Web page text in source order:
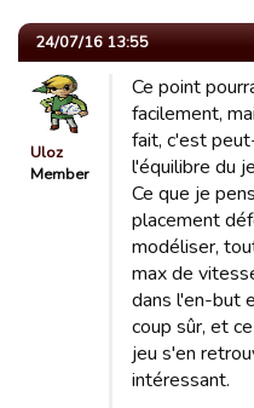
24/07/16 13:55
Uloz
Member
Ce point
facilement,
fait, c'est
l'équilibre du
Ce que je
placement
modéliser,
max de
dans l'en-but
coup sûr, et
jeu s'en
intéressant.